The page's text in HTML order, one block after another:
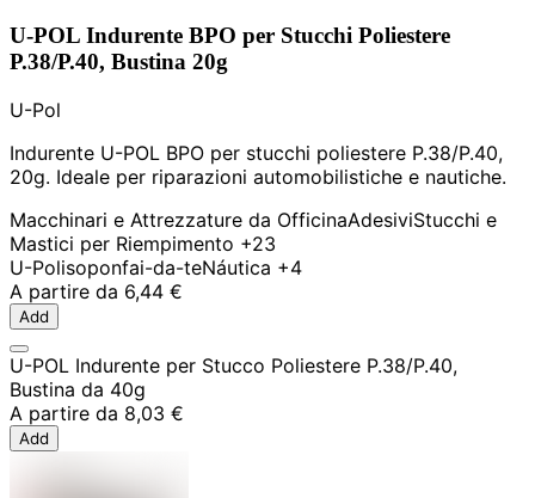
U-POL Indurente BPO per Stucchi Poliestere
P.38/P.40, Bustina 20g
U-Pol
Indurente U-POL BPO per stucchi poliestere P.38/P.40,
20g. Ideale per riparazioni automobilistiche e nautiche.
Macchinari e Attrezzature da OfficinaAdesiviStucchi e
Mastici per Riempimento +23
U-Polisoponfai-da-teNáutica +4
A partire da 6,44 €
Add
U-POL Indurente per Stucco Poliestere P.38/P.40,
Bustina da 40g
A partire da 8,03 €
Add